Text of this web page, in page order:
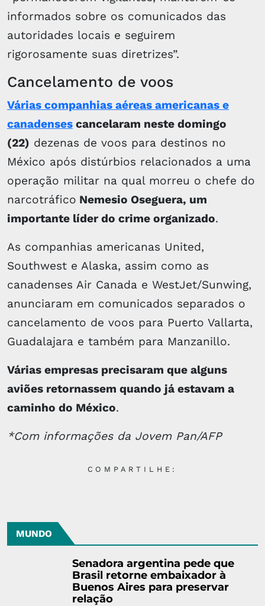
informados sobre os comunicados das
autoridades locais e seguirem
rigorosamente suas diretrizes”.
Cancelamento de voos
Várias companhias aéreas americanas e
canadenses cancelaram neste domingo
(22) dezenas de voos para destinos no
México após distúrbios relacionados a uma
operação militar na qual morreu o chefe do
narcotráfico Nemesio Oseguera, um
importante líder do crime organizado.
As companhias americanas United,
Southwest e Alaska, assim como as
canadenses Air Canada e WestJet/Sunwing,
anunciaram em comunicados separados o
cancelamento de voos para Puerto Vallarta,
Guadalajara e também para Manzanillo.
Várias empresas precisaram que alguns
aviões retornassem quando já estavam a
caminho do México.
*Com informações da Jovem Pan/AFP
COMPARTILHE:
MUNDO
Senadora argentina pede que
Brasil retorne embaixador à
Buenos Aires para preservar
relação